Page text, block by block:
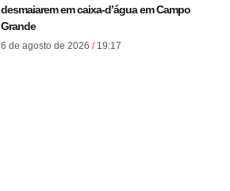
desmaiarem em caixa-d’água em Campo
Grande
6 de agosto de 2026 19:17